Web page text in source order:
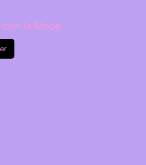
con la Moda